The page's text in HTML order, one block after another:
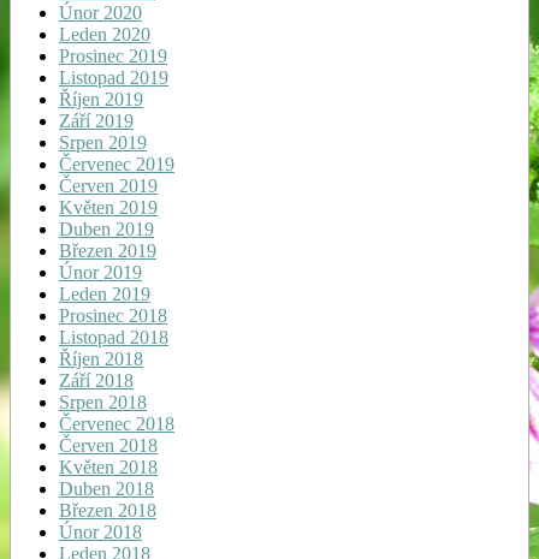
Únor 2020
Leden 2020
Prosinec 2019
Listopad 2019
Říjen 2019
Září 2019
Srpen 2019
Červenec 2019
Červen 2019
Květen 2019
Duben 2019
Březen 2019
Únor 2019
Leden 2019
Prosinec 2018
Listopad 2018
Říjen 2018
Září 2018
Srpen 2018
Červenec 2018
Červen 2018
Květen 2018
Duben 2018
Březen 2018
Únor 2018
Leden 2018